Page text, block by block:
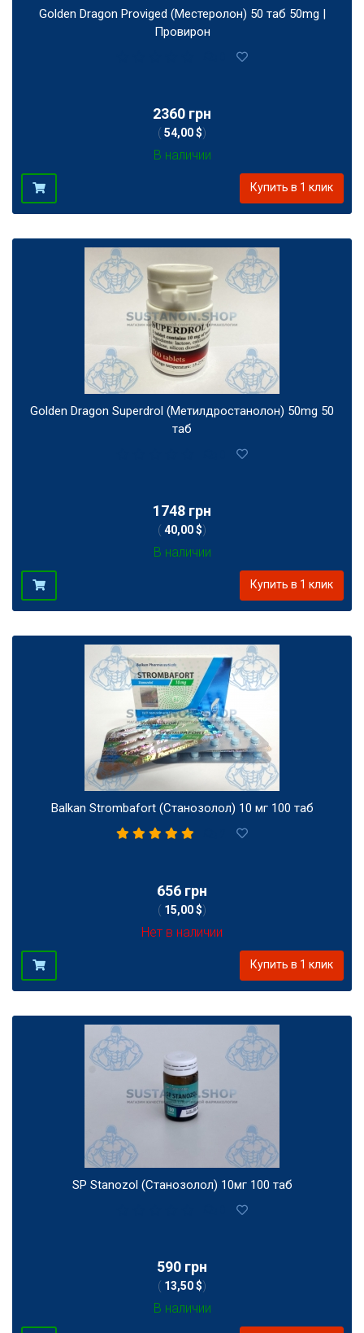
Golden Dragon Proviged (Местеролон) 50 таб 50mg |
Провирон
2360 грн
( 54,00 $)
В наличии
Купить в 1 клик
Golden Dragon Superdrol (Метилдростанолон) 50mg 50
таб
1748 грн
( 40,00 $)
В наличии
Купить в 1 клик
Balkan Strombafort (Станозолол) 10 мг 100 таб
656 грн
( 15,00 $)
Нет в наличии
Купить в 1 клик
SP Stanozol (Станозолол) 10мг 100 таб
590 грн
( 13,50 $)
В наличии